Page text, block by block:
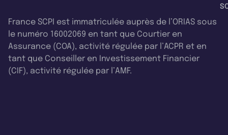
France SCPI est immatriculée auprès de l’ORIAS sous
le numéro 16002069 en tant que Courtier en
Assurance (COA), activité régulée par l’ACPR et en
tant que Conseiller en Investissement Financier
(CIF), activité régulée par l’AMF.